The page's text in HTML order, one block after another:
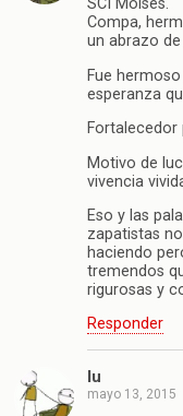
SCI Moisés.
Compa,
un abrazo
Fue
esperanza
Fortalecedor
Motivo de
vivencia
Eso y las
zapatistas
haciendo
tremendos
rigurosas y
Responder
lu
mayo 13, 2015